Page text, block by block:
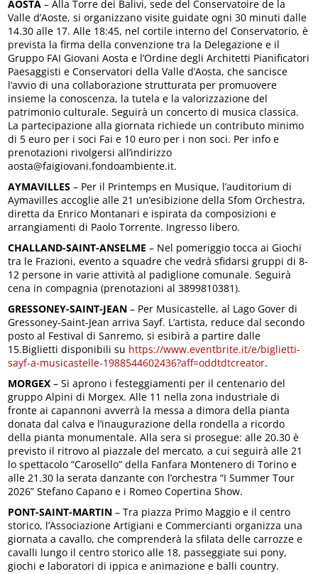
AOSTA – Alla Torre dei Balivi, sede del Conservatoire de la
Valle d’Aoste, si organizzano visite guidate ogni 30 minuti dalle
14.30 alle 17. Alle 18:45, nel cortile interno del Conservatorio, è
prevista la firma della convenzione tra la Delegazione e il
Gruppo FAI Giovani Aosta e l’Ordine degli Architetti Pianificatori
Paesaggisti e Conservatori della Valle d’Aosta, che sancisce
l’avvio di una collaborazione strutturata per promuovere
insieme la conoscenza, la tutela e la valorizzazione del
patrimonio culturale. Seguirà un concerto di musica classica.
La partecipazione alla giornata richiede un contributo minimo
di 5 euro per i soci Fai e 10 euro per i non soci. Per info e
prenotazioni rivolgersi all’indirizzo
aosta@faigiovani.fondoambiente.it.
AYMAVILLES – Per il Printemps en Musique, l’auditorium di
Aymavilles accoglie alle 21 un’esibizione della Sfom Orchestra,
diretta da Enrico Montanari e ispirata da composizioni e
arrangiamenti di Paolo Torrente. Ingresso libero.
CHALLAND-SAINT-ANSELME – Nel pomeriggio tocca ai Giochi
tra le Frazioni, evento a squadre che vedrà sfidarsi gruppi di 8-
12 persone in varie attività al padiglione comunale. Seguirà
cena in compagnia (prenotazioni al 3899810381).
GRESSONEY-SAINT-JEAN – Per Musicastelle, al Lago Gover di
Gressoney-Saint-Jean arriva Sayf. L’artista, reduce dal secondo
posto al Festival di Sanremo, si esibirà a partire dalle
15.Biglietti disponibili su https://www.eventbrite.it/e/biglietti-
sayf-a-musicastelle-1988544602436?aff=oddtdtcreator.
MORGEX – Si aprono i festeggiamenti per il centenario del
gruppo Alpini di Morgex. Alle 11 nella zona industriale di
fronte ai capannoni avverrà la messa a dimora della pianta
donata dal calva e l’inaugurazione della rondella a ricordo
della pianta monumentale. Alla sera si prosegue: alle 20.30 è
previsto il ritrovo al piazzale del mercato, a cui seguirà alle 21
lo spettacolo “Carosello” della Fanfara Montenero di Torino e
alle 21.30 la serata danzante con l’orchestra “I Summer Tour
2026” Stefano Capano e i Romeo Copertina Show.
PONT-SAINT-MARTIN – Tra piazza Primo Maggio e il centro
storico, l’Associazione Artigiani e Commercianti organizza una
giornata a cavallo, che comprenderà la sfilata delle carrozze e
cavalli lungo il centro storico alle 18, passeggiate sui pony,
giochi e laboratori di ippica e animazione e balli country.